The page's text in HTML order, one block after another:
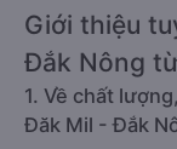
Giới thiệu
Đắk Nông
1. Về chất
Đăk Mil - Đắk